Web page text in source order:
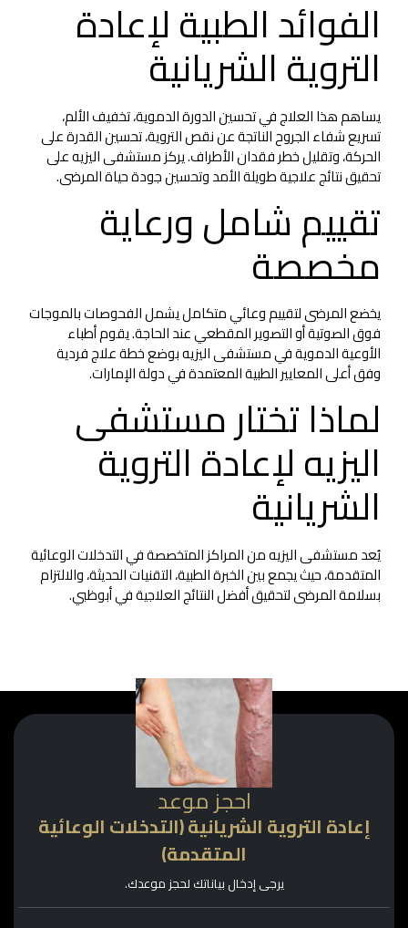
الفوائد الطبية لإعادة
التروية الشريانية
يساهم هذا العلاج في تحسين الدورة الدموية، تخفيف الألم،
تسريع شفاء الجروح الناتجة عن نقص التروية، تحسين القدرة على
الحركة، وتقليل خطر فقدان الأطراف. يركز مستشفى اليزيه على
تحقيق نتائج علاجية طويلة الأمد وتحسين جودة حياة المرضى.
تقييم شامل ورعاية
مخصصة
يخضع المرضى لتقييم وعائي متكامل يشمل الفحوصات بالموجات
فوق الصوتية أو التصوير المقطعي عند الحاجة. يقوم أطباء
الأوعية الدموية في مستشفى اليزيه بوضع خطة علاج فردية
وفق أعلى المعايير الطبية المعتمدة في دولة الإمارات.
لماذا تختار مستشفى
اليزيه لإعادة التروية
الشريانية
يُعد مستشفى اليزيه من المراكز المتخصصة في التدخلات الوعائية
المتقدمة، حيث يجمع بين الخبرة الطبية، التقنيات الحديثة، والالتزام
بسلامة المرضى لتحقيق أفضل النتائج العلاجية في أبوظبي.
احجز موعد
إعادة التروية الشريانية (التدخلات الوعائية
المتقدمة)
يرجى إدخال بياناتك لحجز موعدك.